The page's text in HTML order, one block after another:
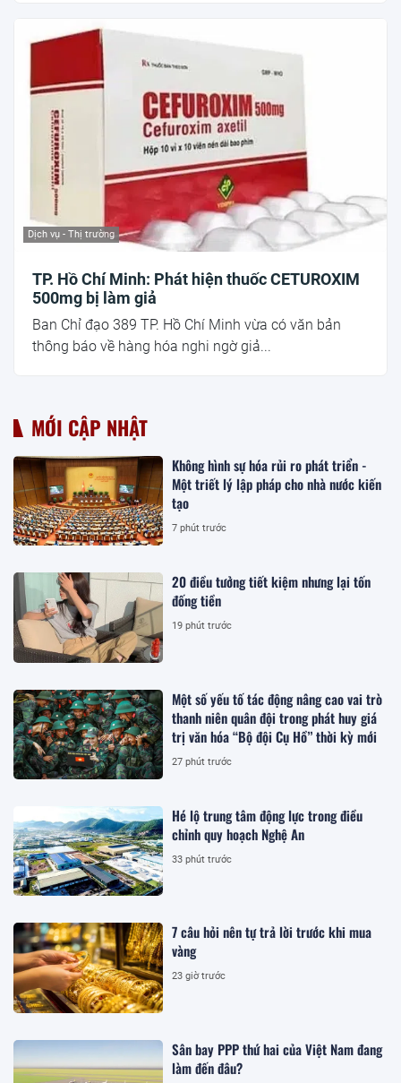
Dịch vụ - Thị trường
TP. Hồ Chí Minh: Phát hiện thuốc CETUROXIM
500mg bị làm giả
Ban Chỉ đạo 389 TP. Hồ Chí Minh vừa có văn bản
thông báo về hàng hóa nghi ngờ giả...
MỚI CẬP NHẬT
Không hình sự hóa rủi ro phát triển -
Một triết lý lập pháp cho nhà nước kiến
tạo
7 phút trước
20 điều tưởng tiết kiệm nhưng lại tốn
đống tiền
19 phút trước
Một số yếu tố tác động nâng cao vai trò
thanh niên quân đội trong phát huy giá
trị văn hóa “Bộ đội Cụ Hồ” thời kỳ mới
27 phút trước
Hé lộ trung tâm động lực trong điều
chỉnh quy hoạch Nghệ An
33 phút trước
7 câu hỏi nên tự trả lời trước khi mua
vàng
23 giờ trước
Sân bay PPP thứ hai của Việt Nam đang
làm đến đâu?